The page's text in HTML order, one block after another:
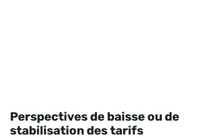
Perspectives de baisse ou de
stabilisation des tarifs